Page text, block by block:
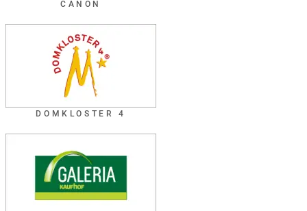
CANON
DOMKLOSTER 4